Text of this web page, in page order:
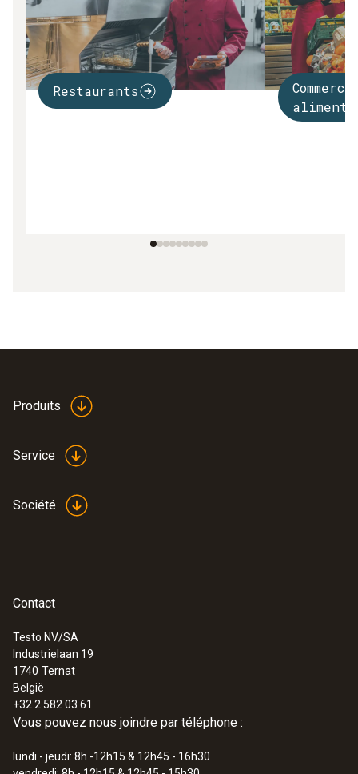
Restaurants
Produits
Service
Société
Contact
Testo NV/SA
Industrielaan 19
1740 Ternat
België
+32 2 582 03 61
Vous pouvez nous joindre par téléphone :
lundi - jeudi: 8h -12h15 & 12h45 - 16h30